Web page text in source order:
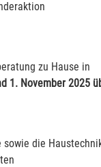
zu Hause in
1. November 2025
die